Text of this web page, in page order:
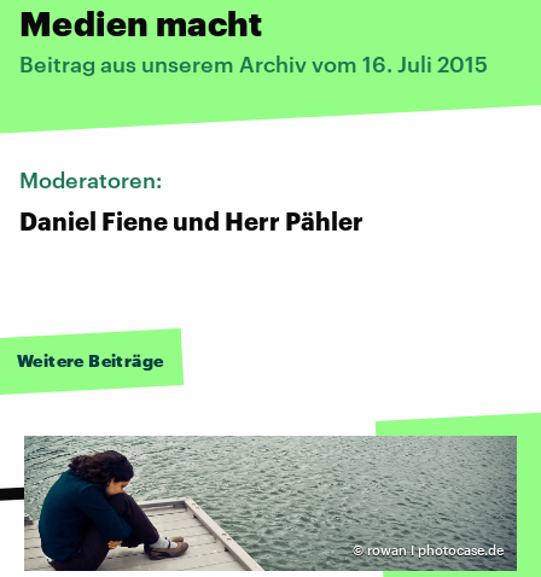
Medien macht
Beitrag aus unserem Archiv vom 16. Juli 2015
Moderatoren:
Daniel Fiene und Herr Pähler
Weitere Beiträge
©rowan I photocase.de